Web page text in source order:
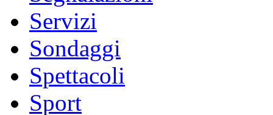
Servizi
Sondaggi
Spettacoli
Sport